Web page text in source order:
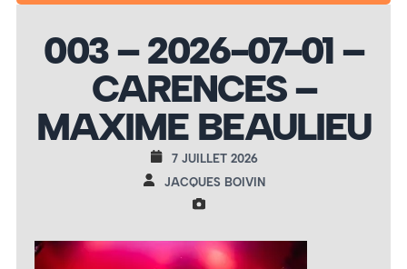
003 – 2026-07-01 –
CARENCES –
MAXIME BEAULIEU
7 JUILLET 2026
JACQUES BOIVIN